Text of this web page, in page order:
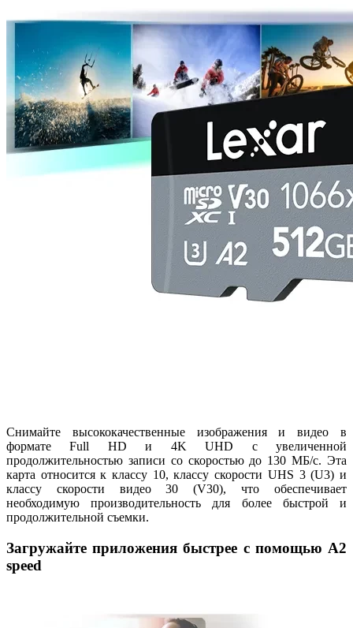
Снимайте высококачественные изображения и видео в
формате Full HD и 4K UHD с увеличенной
продолжительностью записи со скоростью до 130 МБ/с. Эта
карта относится к классу 10, классу скорости UHS 3 (U3) и
классу скорости видео 30 (V30), что обеспечивает
необходимую производительность для более быстрой и
продолжительной съемки.
Загружайте приложения быстрее с помощью A2
speed